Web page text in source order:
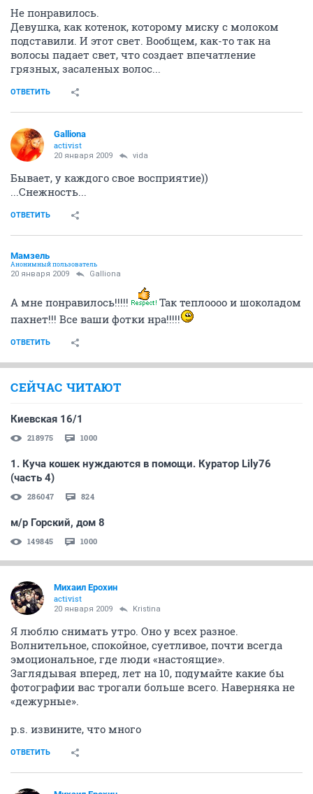
Не понравилось.
Девушка, как котенок, которому миску с молоком
подставили. И этот свет. Вообщем, как-то так на
волосы падает свет, что создает впечатление
грязных, засаленых волос...
ОТВЕТИТЬ
Galliona
activist
20 января 2009 vida
Бывает, у каждого свое восприятие))
...Снежность...
ОТВЕТИТЬ
Мамзель
Анонимный пользователь
20 января 2009 Galliona
А мне понравилось!!!!!
Так теплоооо и шоколадом
пахнет!!! Все ваши фотки нра!!!!!
ОТВЕТИТЬ
СЕЙЧАС ЧИТАЮТ
Киевская 16/1
218975 1000
1. Куча кошек нуждаются в помощи. Куратор Lily76
(часть 4)
286047 824
м/р Горский, дом 8
149845 1000
Михаил Ерохин
activist
20 января 2009 Kristina
Я люблю снимать утро. Оно у всех разное.
Волнительное, спокойное, суетливое, почти всегда
эмоциональное, где люди «настоящие».
Заглядывая вперед, лет на 10, подумайте какие бы
фотографии вас трогали больше всего. Наверняка не
«дежурные».
p.s. извините, что много
ОТВЕТИТЬ